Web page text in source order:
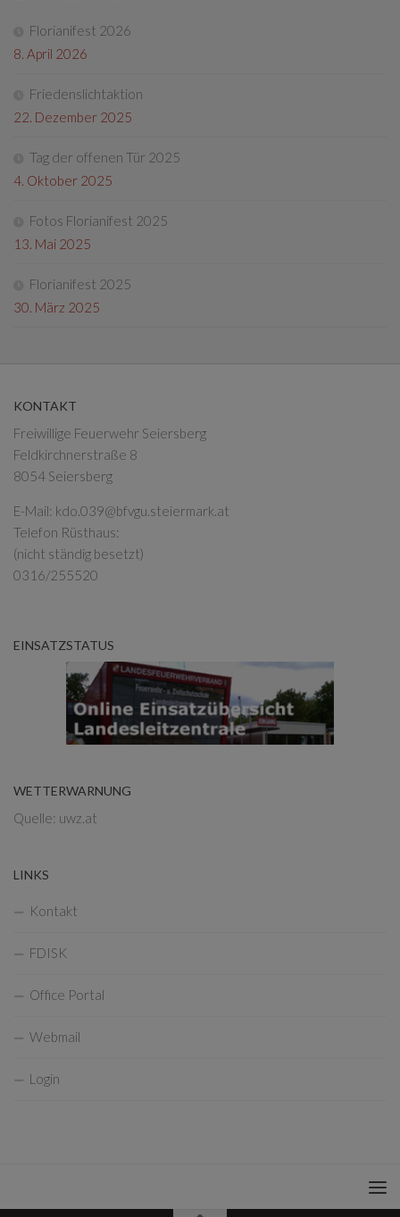
Florianifest 2026
8. April 2026
Friedenslichtaktion
22. Dezember 2025
Tag der offenen Tür 2025
4. Oktober 2025
Fotos Florianifest 2025
13. Mai 2025
Florianifest 2025
30. März 2025
KONTAKT
Freiwillige Feuerwehr Seiersberg
Feldkirchnerstraße 8
8054 Seiersberg
E-Mail: kdo.039@bfvgu.steiermark.at
Telefon Rüsthaus:
(nicht ständig besetzt)
0316/255520
EINSATZSTATUS
WETTERWARNUNG
Quelle: uwz.at
LINKS
Kontakt
FDISK
Office Portal
Webmail
Login